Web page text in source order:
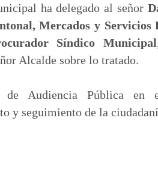
ha delegado al señor
Mercados y Servicios
Síndico Municipal
Alcalde sobre lo tratado.
de Audiencia Pública
y seguimiento de la